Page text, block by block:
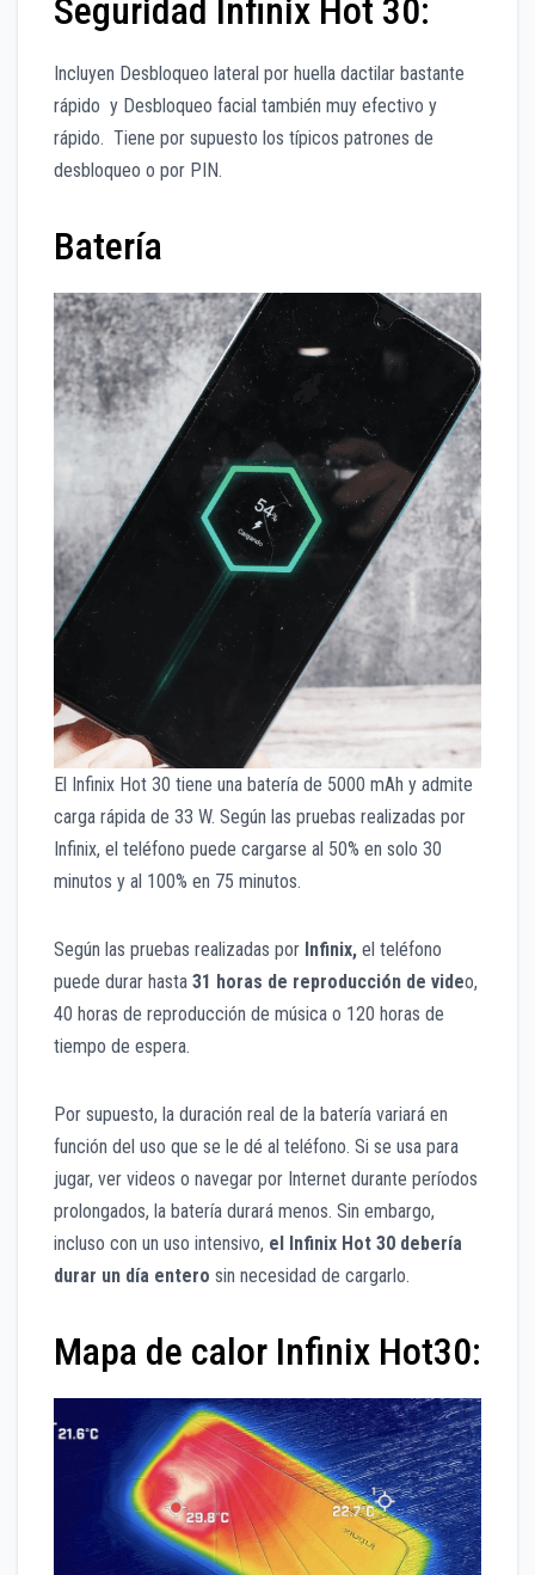
Seguridad Infinix Hot 30:
Incluyen Desbloqueo lateral por huella dactilar bastante
rápido y Desbloqueo facial también muy efectivo y
rápido. Tiene por supuesto los típicos patrones de
desbloqueo o por PIN.
Batería
El Infinix Hot 30 tiene una batería de 5000 mAh y admite
carga rápida de 33 W. Según las pruebas realizadas por
Infinix, el teléfono puede cargarse al 50% en solo 30
minutos y al 100% en 75 minutos.
Según las pruebas realizadas por Infinix, el teléfono
puede durar hasta 31 horas de reproducción de video,
40 horas de reproducción de música o 120 horas de
tiempo de espera.
Por supuesto, la duración real de la batería variará en
función del uso que se le dé al teléfono. Si se usa para
jugar, ver videos o navegar por Internet durante períodos
prolongados, la batería durará menos. Sin embargo,
incluso con un uso intensivo, el Infinix Hot 30 debería
durar un día entero sin necesidad de cargarlo.
Mapa de calor Infinix Hot30: